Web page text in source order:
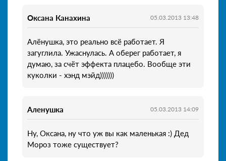
Оксана Канахина 05.03.2013 13:48
Алёнушка, это реально всё работает. Я
загуглила. Ужаснулась. А оберег работает, я
думаю, за счёт эффекта плацебо. Вообще эти
куколки - хэнд мэйд)))))))
Аленушка 05.03.2013 14:09
Ну, Оксана, ну что уж вы как маленькая :) Дед
Мороз тоже существует?